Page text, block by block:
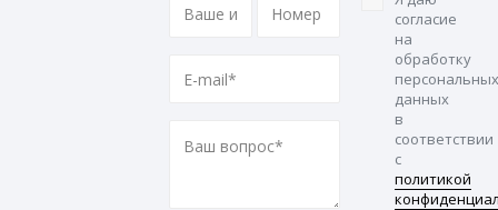
согласие
на
обработку
персональных
данных
в
соответствии
с
политикой